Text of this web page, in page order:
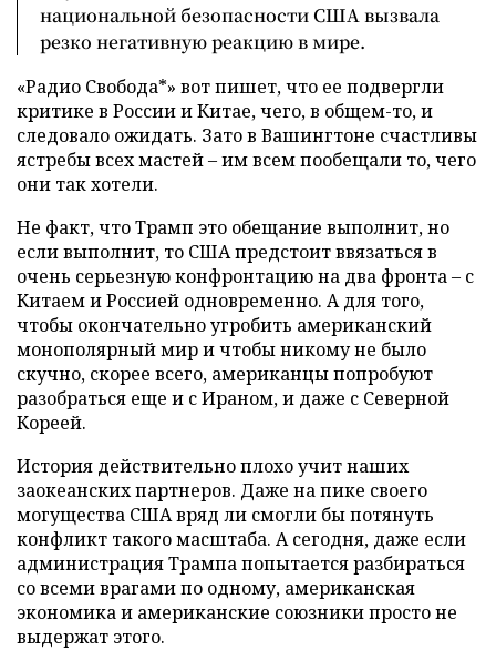
национальной безопасности США вызвала
резко негативную реакцию в мире.
«Радио Свобода*» вот пишет, что ее подвергли
критике в России и Китае, чего, в общем-то, и
следовало ожидать. Зато в Вашингтоне счастливы
ястребы всех мастей – им всем пообещали то, чего
они так хотели.
Не факт, что Трамп это обещание выполнит, но
если выполнит, то США предстоит ввязаться в
очень серьезную конфронтацию на два фронта – с
Китаем и Россией одновременно. А для того,
чтобы окончательно угробить американский
монополярный мир и чтобы никому не было
скучно, скорее всего, американцы попробуют
разобраться еще и с Ираном, и даже с Северной
Кореей.
История действительно плохо учит наших
заокеанских партнеров. Даже на пике своего
могущества США вряд ли смогли бы потянуть
конфликт такого масштаба. А сегодня, даже если
администрация Трампа попытается разбираться
со всеми врагами по одному, американская
экономика и американские союзники просто не
выдержат этого.